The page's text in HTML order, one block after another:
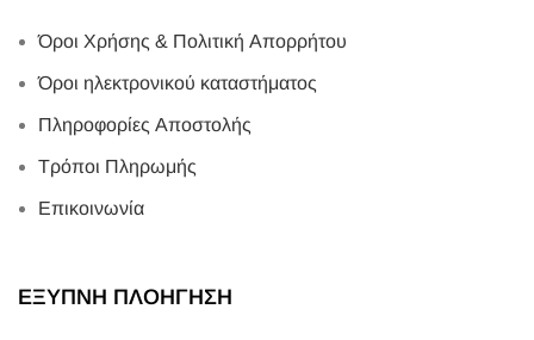
Όροι Χρήσης & Πολιτική Απορρήτου
Όροι ηλεκτρονικού καταστήματος
Πληροφορίες Αποστολής
Τρόποι Πληρωμής
Επικοινωνία
ΕΞΥΠΝΗ ΠΛΟΗΓΗΣΗ